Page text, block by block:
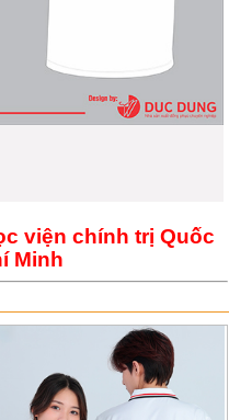
viện chính trị Quốc
Minh